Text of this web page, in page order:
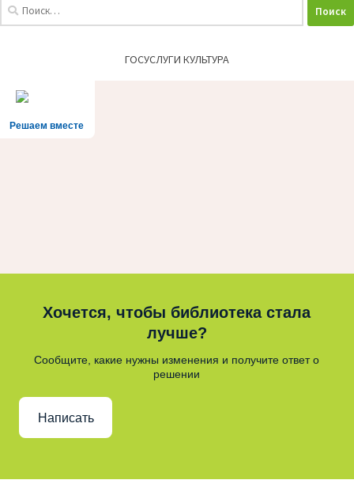
ГОСУСЛУГИ КУЛЬТУРА
Решаем вместе
Хочется, чтобы библиотека стала
лучше?
Сообщите, какие нужны изменения и получите ответ о
решении
Написать